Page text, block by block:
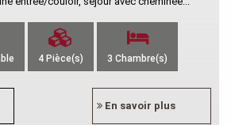
4 Pièce(s) 3 Chambre(s)
En savoir plus